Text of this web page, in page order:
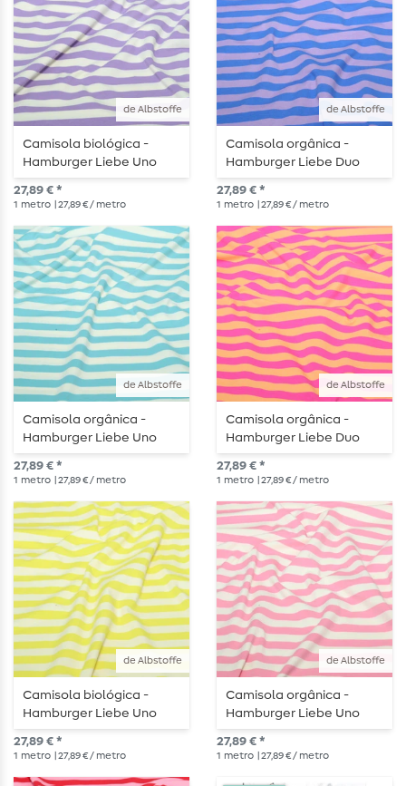
de Albstoffe
Camisola biológica -
Hamburger Liebe Uno
Riscas de verão Ecru
Roxo
27,89 € *
1 metro | 27,89 € / metro
de Albstoffe
Camisola orgânica -
Hamburger Liebe Duo
Summer Stripes Blue
Purple
27,89 € *
1 metro | 27,89 € / metro
de Albstoffe
Camisola orgânica -
Hamburger Liebe Uno
Riscas de verão Ecru
Turquesa
27,89 € *
1 metro | 27,89 € / metro
de Albstoffe
Camisola orgânica -
Hamburger Liebe Duo
Summer Stripes Laranja
Rosa
27,89 € *
1 metro | 27,89 € / metro
de Albstoffe
Camisola biológica -
Hamburger Liebe Uno
Riscas de verão Ecru
Amarelo
27,89 € *
1 metro | 27,89 € / metro
de Albstoffe
Camisola orgânica -
Hamburger Liebe Uno
Riscas de verão Cor-de-
Rosa
27,89 € *
1 metro | 27,89 € / metro